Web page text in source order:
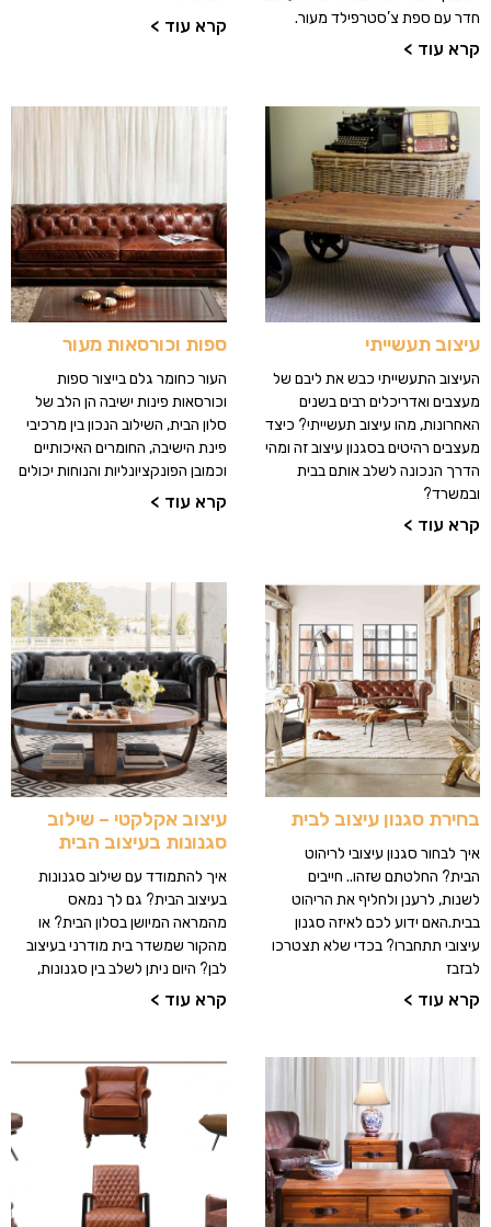
חדר עם ספת צ’סטרפילד מעור.
קרא עוד >
קרא עוד >
עיצוב תעשייתי
העיצוב התעשייתי כבש את ליבם של
מעצבים ואדריכלים רבים בשנים
האחרונות, מהו עיצוב תעשייתי? כיצד
מעצבים רהיטים בסגנון עיצוב זה ומהי
הדרך הנכונה לשלב אותם בבית
ובמשרד?
קרא עוד >
ספות וכורסאות מעור
העור כחומר גלם בייצור ספות
וכורסאות פינות ישיבה הן הלב של
סלון הבית, השילוב הנכון בין מרכיבי
פינת הישיבה, החומרים האיכותיים
וכמובן הפונקציונליות והנוחות יכולים
קרא עוד >
בחירת סגנון עיצוב לבית
איך לבחור סגנון עיצובי לריהוט
הבית? החלטתם שזהו.. חייבים
לשנות, לרענן ולחליף את הריהוט
בבית.האם ידוע לכם לאיזה סגנון
עיצובי תתחברו? בכדי שלא תצטרכו
לבזבז
קרא עוד >
עיצוב אקלקטי – שילוב
סגנונות בעיצוב הבית
איך להתמודד עם שילוב סגנונות
בעיצוב הבית? גם לך נמאס
מהמראה המיושן בסלון הבית? או
מהקור שמשדר בית מודרני בעיצוב
לבן? היום ניתן לשלב בין סגנונות,
קרא עוד >